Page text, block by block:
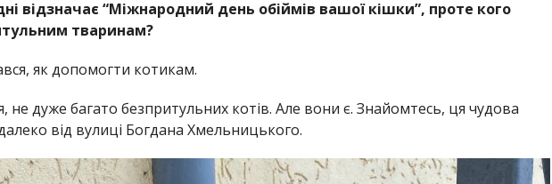
відзначає “Міжнародний день обіймів вашої кішки”, проте кого
тваринам?
як допомогти котикам.
не дуже багато безпритульних котів. Але вони є. Знайомтесь, ця чудова
від вулиці Богдана Хмельницького.